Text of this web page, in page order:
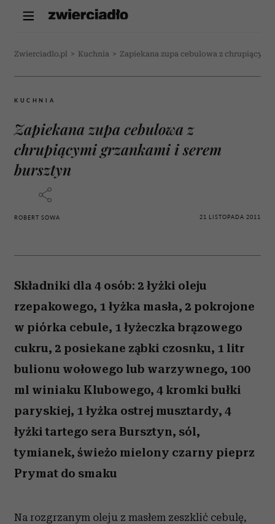
Zwierciadlo.pl > Kuchnia > Zapiekana zupa cebulowa z
KUCHNIA
Zapiekana zupa cebulowa z
chrupiącymi grzankami i serem
bursztyn
ROBERT SOWA 21 LISTOPADA 2011
Składniki dla 4 osób: 2 łyżki oleju
rzepakowego, 1 łyżka masła, 2 pokrojone
w piórka cebule, 1 łyżeczka brązowego
cukru, 2 posiekane ząbki czosnku, 1 litr
bulionu wołowego lub warzywnego, 100
ml winiaku Klubowego, 4 kromki bułki
paryskiej, 1 łyżka ostrej musztardy, 4
łyżki tartego sera Bursztyn, sól,
tymianek, świeżo mielony czarny pieprz
Prymat do smaku
Na rozgrzanym oleju z masłem zeszklić cebulę,